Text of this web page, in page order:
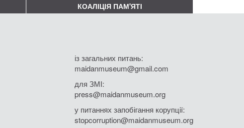
КОАЛІЦІЯ ПАМ'ЯТІ
із загальних питань:
maidanmuseum@gmail.com
для ЗМІ:
press@maidanmuseum.org
у питаннях запобігання корупції:
stopcorruption@maidanmuseum.org